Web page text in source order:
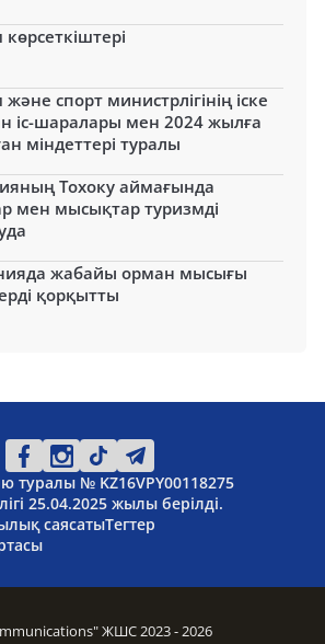
спорт министрлігінің іске
іс-шаралары мен 2024 жылға
міндеттері туралы
Тохоку аймағында
мен мысықтар туризмді
жабайы орман мысығы
қорқытты
туралы № KZ16VPY00118275
25.04.2025 жылы берілді.
саясатыТегтер
ЖШС 2023 - 2026